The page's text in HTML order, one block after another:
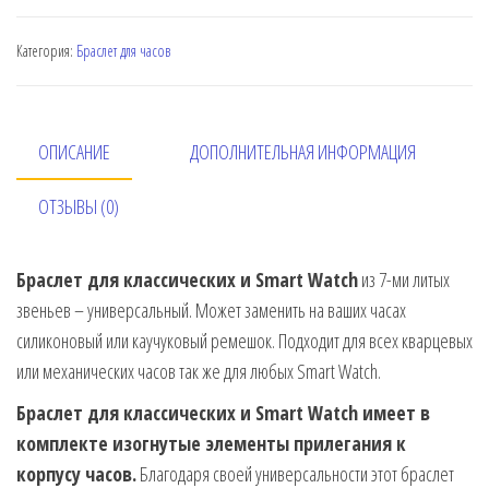
Категория: Браслет для часов
ОПИСАНИЕ ДОПОЛНИТЕЛЬНАЯ ИНФОРМАЦИЯ
ОТЗЫВЫ (0)
Браслет для классических и Smart Watchиз 7-ми литых
звеньев – универсальный. Может заменить на ваших часах
силиконовый или каучуковый ремешок. Подходит для всех кварцевых
или механических часов так же для любых Smart Watch.
Браслет для классических и Smart Watch имеет в
комплекте изогнутые элементы прилегания к
корпусу часов.Благодаря своей универсальности этот браслет